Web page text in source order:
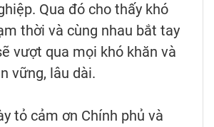
Qua đó cho thấy khó
thời và cùng nhau bắt tay
vượt qua mọi khó khăn và
vững, lâu dài.
tỏ cảm ơn Chính phủ và